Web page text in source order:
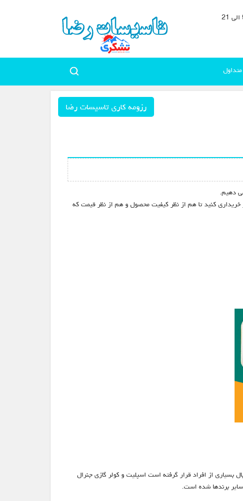
رزومه کاری تاسیسات رضا
دهیم.
خریداری کنید تا هم از نظر کیفیت محصول و هم از نظر قیمت که
بسیاری از افراد قرار گرفته است اسپلیت و کولر گازی جنرال
برندها شده است.